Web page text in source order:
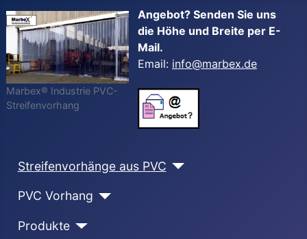
Marbex® Industrie PVC-
Streifenvorhang
Angebot? Senden Sie uns
die Höhe und Breite per E-
Mail.
Email: info@marbex.de
Streifenvorhänge aus PVC
PVC Vorhang
Produkte